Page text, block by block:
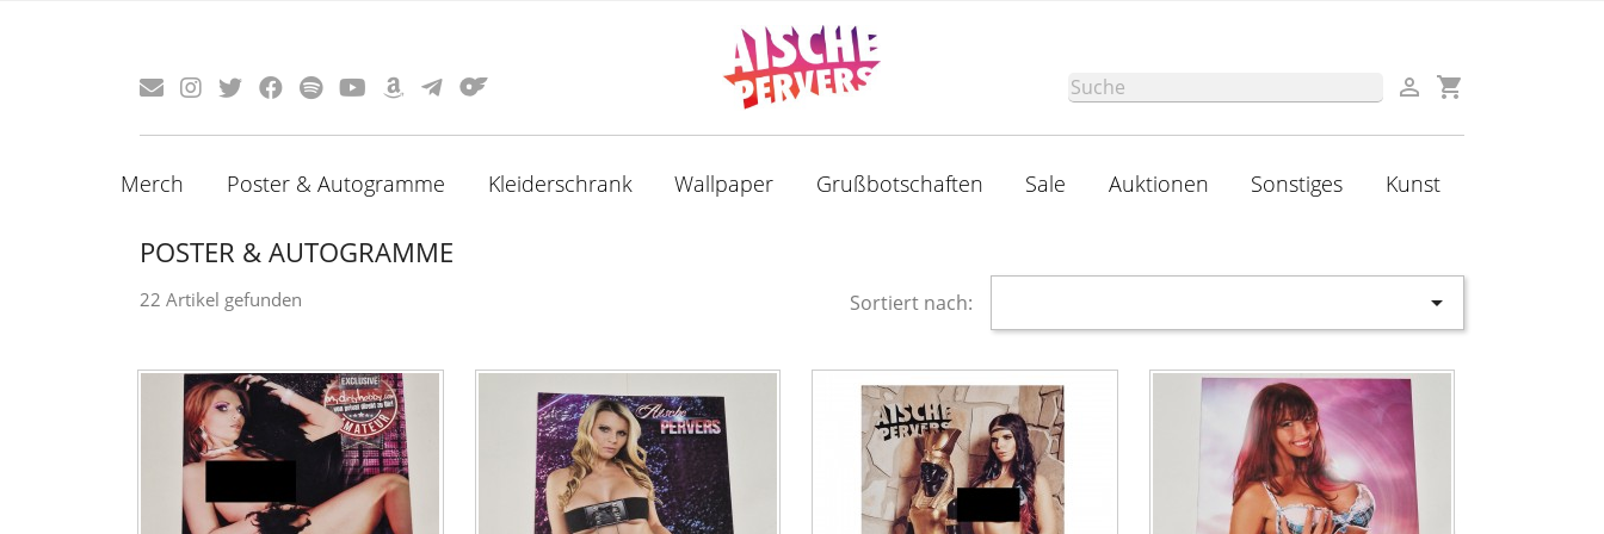
shopping_cart

Merch Poster & Autogramme Kleiderschrank Wallpaper Grußbotschaften Sale Auktionen Sonstiges Kunst
POSTER & AUTOGRAMME
22 Artikel gefunden Sortiert nach: 